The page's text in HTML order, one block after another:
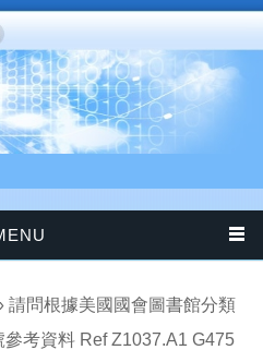
請問根據美國國會圖書館分類
考資料 Ref Z1037.A1 G475